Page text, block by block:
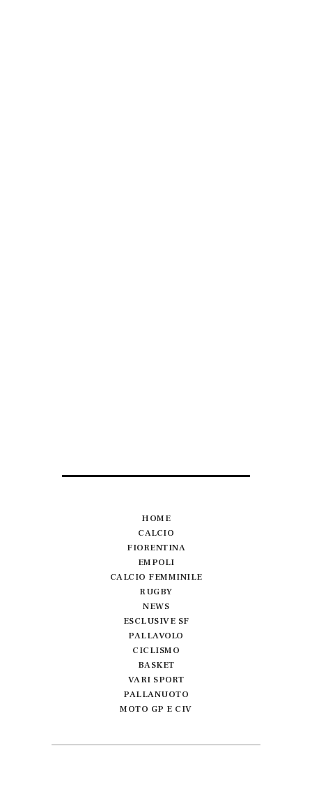
HOME
CALCIO
FIORENTINA
EMPOLI
CALCIO FEMMINILE
RUGBY
NEWS
ESCLUSIVE SF
PALLAVOLO
CICLISMO
BASKET
VARI SPORT
PALLANUOTO
MOTO GP E CIV